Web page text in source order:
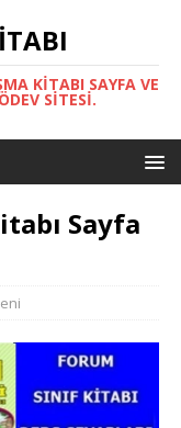
KITABI SAYFA VE
SITESI.
Sayfa